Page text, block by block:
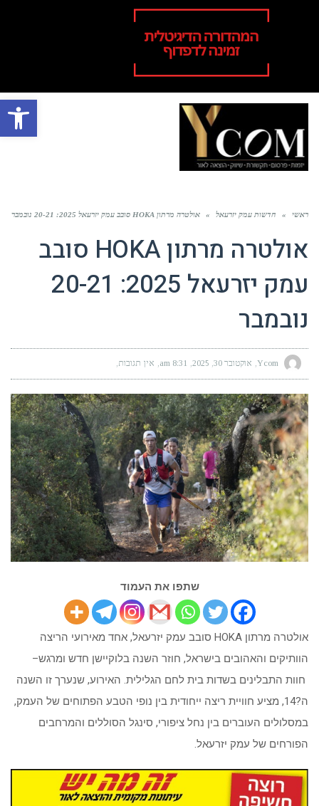
פתח
ראשי » חדשות עמק יזרעאל » אולטרה מרתון HOKA סובב עמק יזרעאל 2025: 20-21 נובמבר
אולטרה מרתון HOKA סובב
עמק יזרעאל 2025: 20-21
נובמבר
Ycom אוקטובר 30, 2025 8:31 am אין תגובות
שתפו את העמוד
אולטרה מרתון HOKA סובב עמק יזרעאל, אחד מאירועי הריצה
הוותיקים והאהובים בישראל, חוזר השנה בלוקיישן חדש ומרגש–
חוות התבלינים בשדות בית לחם הגלילית. האירוע, שנערך זו השנה
ה?14, מציע חוויית ריצה ייחודית בין נופי הטבע הפתוחים של העמק,
במסלולים העוברים בין נחל ציפורי, סינגל הסוללים והמרחבים
הפורחים של עמק יזרעאל.